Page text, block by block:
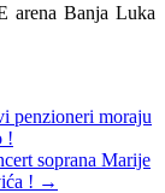
arena Banja Luka
penzioneri moraju
!
soprana Marije
! →